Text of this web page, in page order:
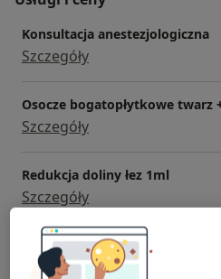
Konsultacja anestezjologiczna
Szczegóły
Osocze bogatopłytkowe twarz
Szczegóły
Redukcja doliny łez 1ml
Szczegóły
Redukcja cellulitu
Szczegóły